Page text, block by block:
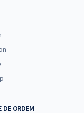
DE ORDEM